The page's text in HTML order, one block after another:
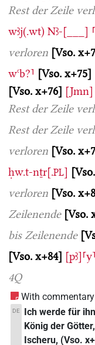
Rest der Zeile
wꜣj(.wt) Nꜣ-[___]
verloren Vso.
wꜥb?⸣
Vso. x+75
Vso. x+76
[Jmn]
Rest der Zeile
Rest der Zeile
verloren Vso.
ḥw.t-nṯr[.PL]
verloren Vso.
Zeilenende Vso.
bis Zeilenende
Vso. x+84
[pꜣ]⸢y⸣
4Q
With commentary
DE
Ich werde für
König der
Ischeru, (Vso.